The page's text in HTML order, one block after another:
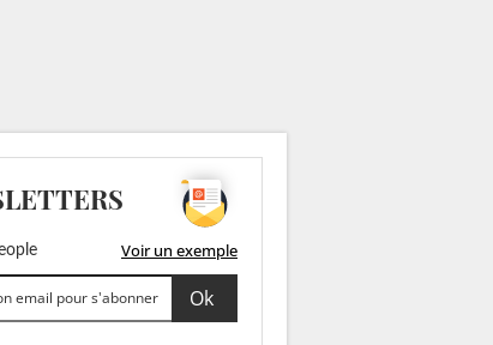
Voir un exemple